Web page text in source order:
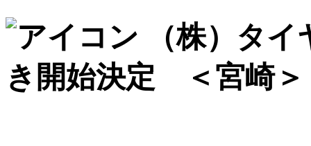
（株）タ
き開始決定 ＜宮崎＞